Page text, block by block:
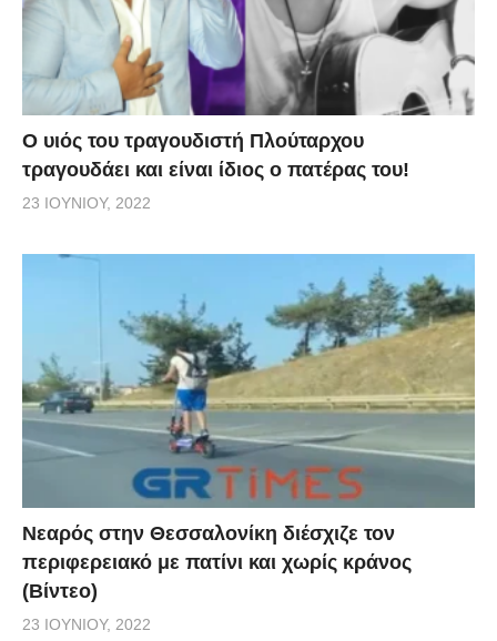
O υιός του τραγουδιστή Πλούταρχου
τραγουδάει και είναι ίδιος ο πατέρας του!
23 ΙΟΥΝΊΟΥ, 2022
Νεαρός στην Θεσσαλονίκη διέσχιζε τον
περιφερειακό με πατίνι και χωρίς κράνος
(Βίντεο)
23 ΙΟΥΝΊΟΥ, 2022